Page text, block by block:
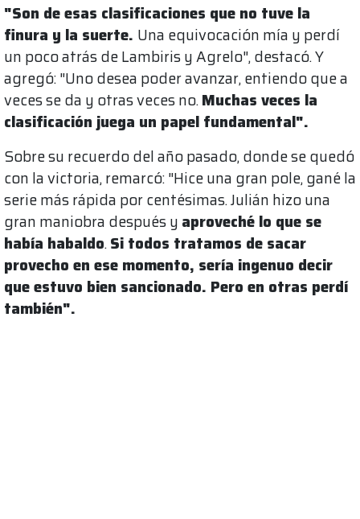
"Son de esas clasificaciones que no tuve la
finura y la suerte. Una equivocación mía y perdí
un poco atrás de Lambiris y Agrelo", destacó. Y
agregó: "Uno desea poder avanzar, entiendo que a
veces se da y otras veces no.Muchas veces la
clasificación juega un papel fundamental".
Sobre su recuerdo del año pasado, donde se quedó
con la victoria, remarcó: "Hice una gran pole, gané la
serie más rápida por centésimas. Julián hizo una
gran maniobra después y aproveché lo que se
había habaldo.Si todos tratamos de sacar
provecho en ese momento, sería ingenuo decir
que estuvo bien sancionado. Pero en otras perdí
también".